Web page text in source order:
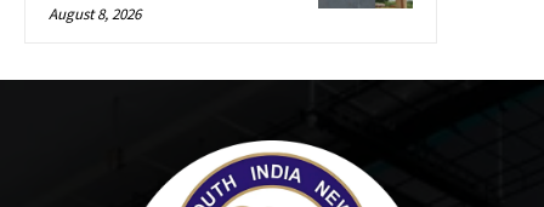
August 8, 2026